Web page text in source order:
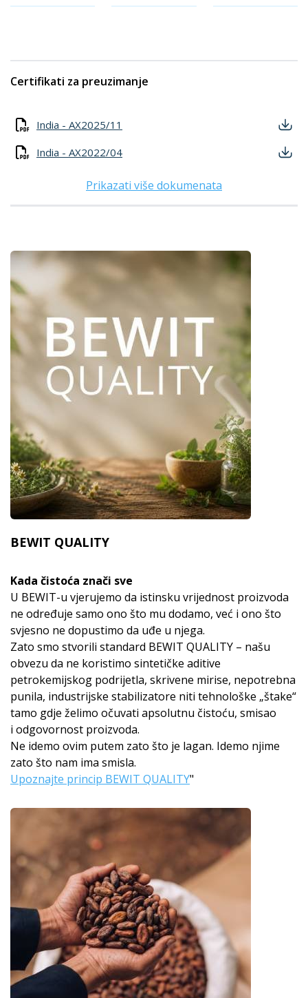
Certifikati za preuzimanje
India - AX2025/11
India - AX2022/04
Prikazati više dokumenata
BEWIT QUALITY
Kada čistoća znači sve
U BEWIT-u vjerujemo da istinsku vrijednost proizvoda
ne određuje samo ono što mu dodamo, već i ono što
svjesno ne dopustimo da uđe u njega.
Zato smo stvorili standard BEWIT QUALITY – našu
obvezu da ne koristimo sintetičke aditive
petrokemijskog podrijetla, skrivene mirise, nepotrebna
punila, industrijske stabilizatore niti tehnološke „štake“
tamo gdje želimo očuvati apsolutnu čistoću, smisao
i odgovornost proizvoda.
Ne idemo ovim putem zato što je lagan. Idemo njime
zato što nam ima smisla.
Upoznajte princip BEWIT QUALITY"